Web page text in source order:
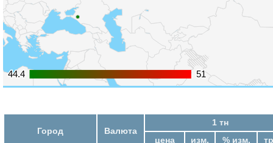
44.4
44.4 51
51
Город Валюта
1 тн
цена
изм. % изм.